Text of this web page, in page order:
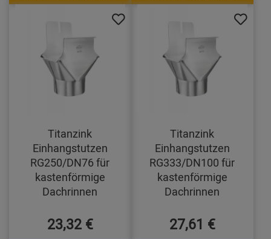
Titanzink
Einhangstutzen
RG250/DN76 für
kastenförmige
Dachrinnen
23,32 €
Titanzink
Einhangstutzen
RG333/DN100 für
kastenförmige
Dachrinnen
27,61 €